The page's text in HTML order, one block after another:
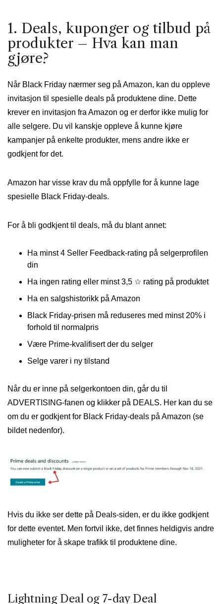
1. Deals, kuponger og tilbud på
produkter – Hva kan man
gjøre?
Når Black Friday nærmer seg på Amazon, kan du oppleve
invitasjon til spesielle deals på produktene dine. Dette
krever en invitasjon fra Amazon og er derfor ikke mulig for
alle selgere. Du vil kanskje oppleve å kunne kjøre
kampanjer på enkelte produkter, mens andre ikke er
godkjent for det.
Amazon har visse krav du må oppfylle for å kunne lage
spesielle Black Friday-deals.
For å bli godkjent til deals, må du blant annet:
Ha minst 4 Seller Feedback-rating på selgerprofilen
din
Ha ingen rating eller minst 3,5 ☆ rating på produktet
Ha en salgshistorikk på Amazon
Black Friday-prisen må reduseres med minst 20% i
forhold til normalpris
Være Prime-kvalifisert der du selger
Selge varer i ny tilstand
Når du er inne på selgerkontoen din, går du til
ADVERTISING-fanen og klikker på DEALS. Her kan du se
om du er godkjent for Black Friday-deals på Amazon (se
bildet nedenfor).
Hvis du ikke ser dette på Deals-siden, er du ikke godkjent
for dette eventet. Men fortvil ikke, det finnes heldigvis andre
muligheter for å skape trafikk til produktene dine.
Lightning Deal og 7-day Deal